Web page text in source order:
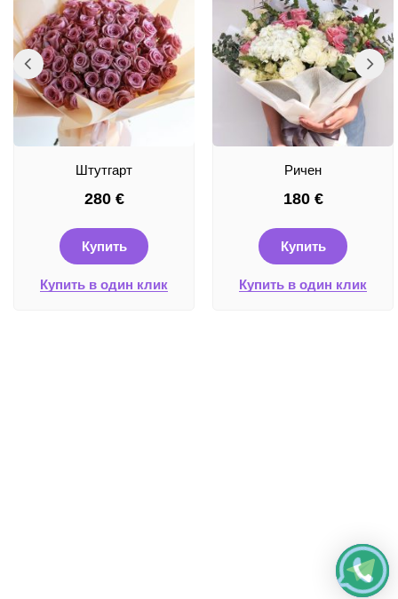
Штутгарт
280 €
Купить
Купить в один клик
Ричен
180 €
Купить
Купить в один клик